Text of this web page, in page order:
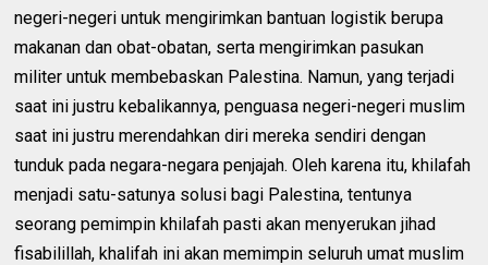
negeri-negeri untuk mengirimkan bantuan logistik berupa
makanan dan obat-obatan, serta mengirimkan pasukan
militer untuk membebaskan Palestina. Namun, yang terjadi
saat ini justru kebalikannya, penguasa negeri-negeri muslim
saat ini justru merendahkan diri mereka sendiri dengan
tunduk pada negara-negara penjajah. Oleh karena itu, khilafah
menjadi satu-satunya solusi bagi Palestina, tentunya
seorang pemimpin khilafah pasti akan menyerukan jihad
fisabilillah, khalifah ini akan memimpin seluruh umat muslim